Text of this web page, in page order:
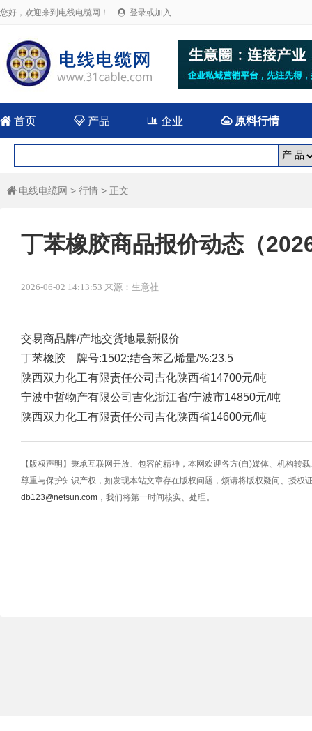
您好，欢迎来到电线电缆网！  登录或加入
 首页 产品  企业 原料行情
 电线电缆网 > 行情 > 正文
丁苯橡胶商品报价动态（
2026-06-02 14:13:53 来源：生意社
交易商品牌/产地交货地最新报价
丁苯橡胶 牌号:1502;结合苯乙烯量/%:23.5
陕西双力化工有限责任公司 吉化陕西省14700元/吨
宁波中哲物产有限公司 吉化浙江省/宁波市14850元/吨
陕西双力化工有限责任公司 吉化陕西省14600元/吨
【版权声明】秉承互联网开放、包容的精神，本网欢迎各方(自)媒体、机构转
尊重与保护知识产权，如发现本站文章存在版权问题，烦请将版权疑问、授权
db123@netsun.com ，我们将第一时间核实、处理。